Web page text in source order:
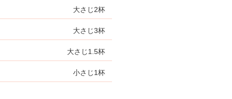
大さじ2杯
大さじ3杯
大さじ1.5杯
小さじ1杯